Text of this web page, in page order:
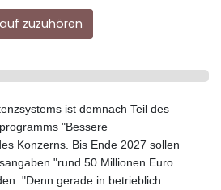
zuzuhören
ist demnach Teil des
"Bessere
Konzerns. Bis Ende 2027 sollen
"rund 50 Millionen Euro
"Denn gerade in betrieblich